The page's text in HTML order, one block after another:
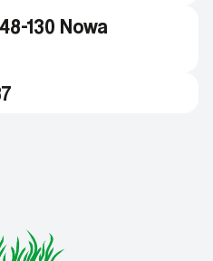
130 Nowa